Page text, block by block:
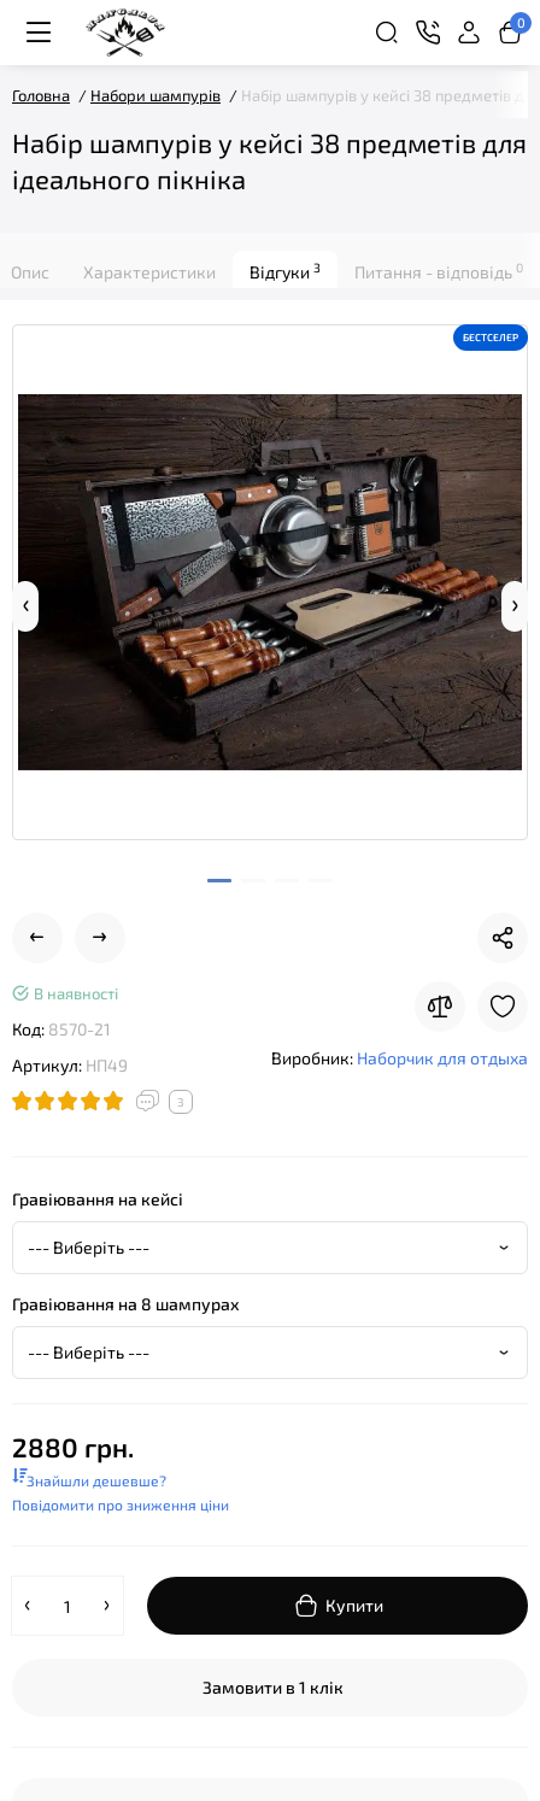
0
Головна Набори шампурів Набір шампурів у кейсі 38 предметів
Набір шампурів у кейсі 38 предметів для
ідеального пікніка
Опис Характеристики Відгуки 3 Питання - відповідь 0
БЕСТСЕЛЕР
В наявності
Код: 8570-21
Артикул: НП49
3
Виробник: Наборчик для отдыха
Гравіювання на кейсі
Гравіювання на 8 шампурах
2880 грн.
Знайшли дешевше?
Повідомити про зниження ціни
Купити
Замовити в 1 клік